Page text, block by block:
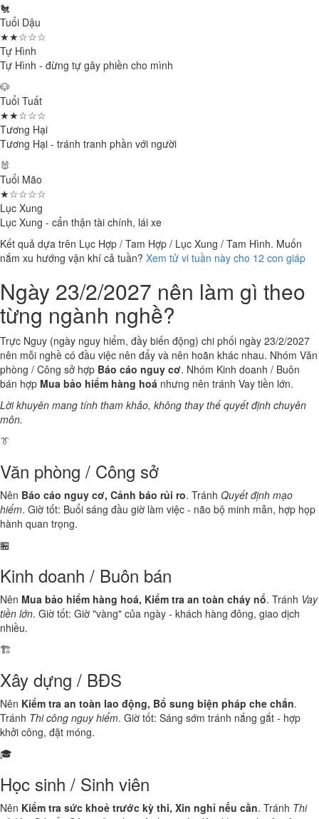
🐔
Tuổi Dậu
★★☆☆☆
Tự Hình
Tự Hình - đừng tự gây phiền cho mình
🐶
Tuổi Tuất
★★☆☆☆
Tương Hại
Tương Hại - tránh tranh phần với người
🐰
Tuổi Mão
★☆☆☆☆
Lục Xung
Lục Xung - cẩn thận tài chính, lái xe
Kết quả dựa trên Lục Hợp / Tam Hợp / Lục Xung / Tam Hình. Muốn
nắm xu hướng vận khí cả tuần? Xem tử vi tuần này cho 12 con giáp
Ngày 23/2/2027 nên làm gì theo
từng ngành nghề?
Trực Nguy (ngày nguy hiểm, đầy biến động) chi phối ngày 23/2/2027
nên mỗi nghề có đầu việc nên đẩy và nên hoãn khác nhau. Nhóm Văn
phòng / Công sở hợp Báo cáo nguy cơ. Nhóm Kinh doanh / Buôn
bán hợp Mua bảo hiểm hàng hoá nhưng nên tránh Vay tiền lớn.
Lời khuyên mang tính tham khảo, không thay thế quyết định chuyên
môn.
👔
Văn phòng / Công sở
Nên Báo cáo nguy cơ, Cảnh báo rủi ro. Tránh Quyết định mạo
hiểm. Giờ tốt: Buổi sáng đầu giờ làm việc - não bộ minh mẫn, hợp họp
hành quan trọng.
🏪
Kinh doanh / Buôn bán
Nên Mua bảo hiểm hàng hoá, Kiểm tra an toàn cháy nổ. Tránh Vay
tiền lớn. Giờ tốt: Giờ "vàng" của ngày - khách hàng đông, giao dịch
nhiều.
🏗️
Xây dựng / BĐS
Nên Kiểm tra an toàn lao động, Bổ sung biện pháp che chắn.
Tránh Thi công nguy hiểm. Giờ tốt: Sáng sớm tránh nắng gắt - hợp
khởi công, đặt móng.
🎓
Học sinh / Sinh viên
Nên Kiểm tra sức khoẻ trước kỳ thi, Xin nghỉ nếu cần. Tránh Thi